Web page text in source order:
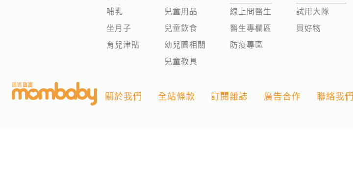
哺乳
坐月子
育兒津貼
兒童用品
兒童飲食
幼兒園相關
兒童教具
線上問醫生
醫生專欄區
防疫專區
試用大隊
買好物
關於我們 全站條款 訂閱雜誌 廣告合作 聯絡我們